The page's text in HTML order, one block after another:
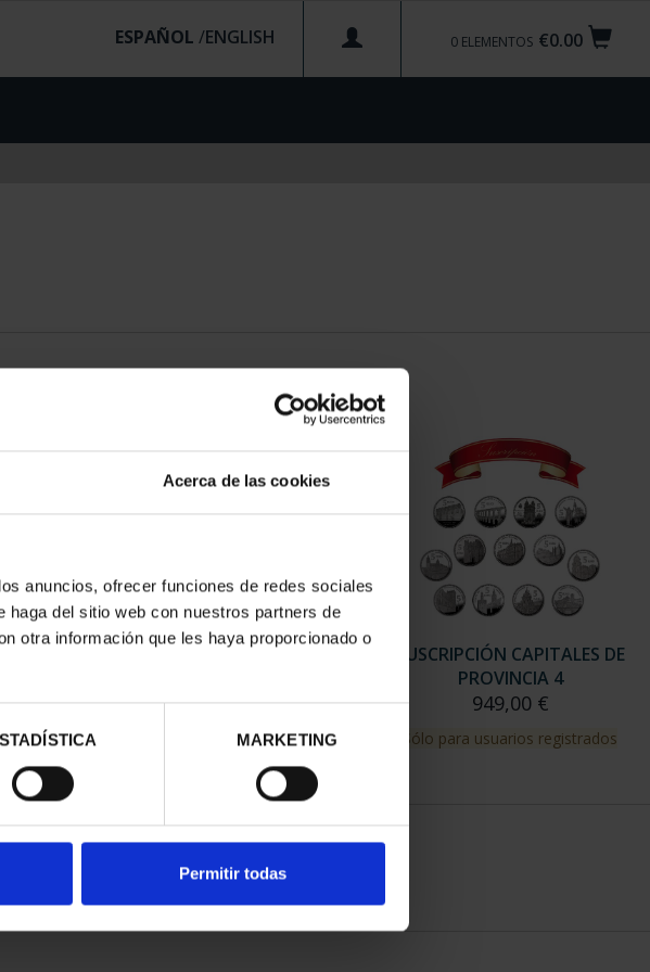
Acerca de las cookies
anuncios, ofrecer funciones de redes sociales
del sitio web con nuestros partners de
otra información que les haya proporcionado o
MARKETING
Permitir todas
€0.00
0 ELEMENTOS
ESPAÑOL /
DE
SUSCRIPCIÓN CAPITALES DE
949,00 €
Sólo para usuarios registrados
SUSCRIPCIÓN CAPITALES DE
PROVINCIA 4
949,00 €
Sólo para usuarios registrados